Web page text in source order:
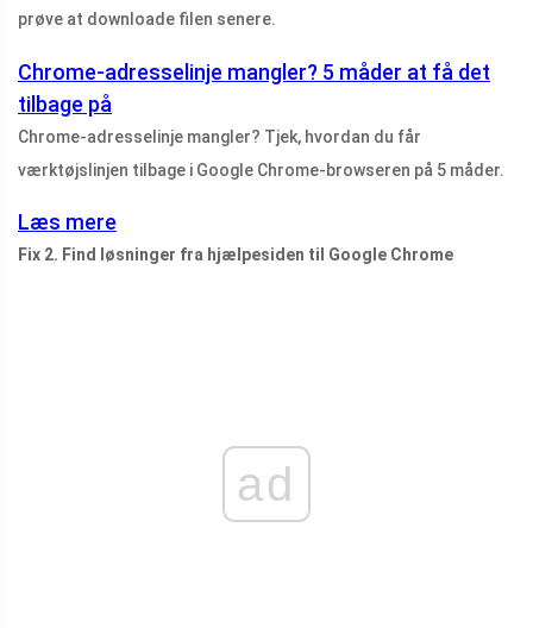
prøve at downloade filen senere.
Chrome-adresselinje mangler? 5 måder at få det
tilbage på
Chrome-adresselinje mangler? Tjek, hvordan du får
værktøjslinjen tilbage i Google Chrome-browseren på 5 måder.
Læs mere
Fix 2. Find løsninger fra hjælpesiden til Google Chrome
ad